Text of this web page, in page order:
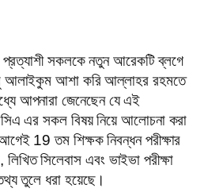
প্রত্যাশী সকলকে নতুন আরেকটি ব্লগে
আলাইকুম আশা করি আল্লাহর রহমতে
আপনারা জেনেছেন যে এই
এর সকল বিষয় নিয়ে আলোচনা করা
19 তম শিক্ষক নিবন্ধন পরীক্ষার
লিখিত সিলেবাস এবং ভাইভা পরীক্ষা
তুলে ধরা হয়েছে।